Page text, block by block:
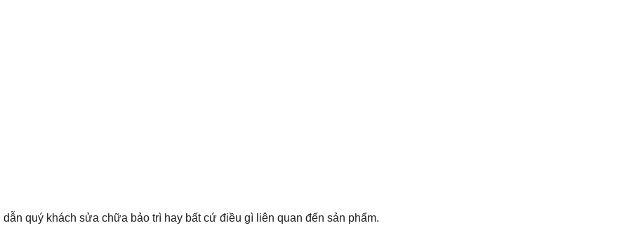
quý khách sửa chữa bảo trì hay bất cứ điều gì liên quan đến sản phẩm.